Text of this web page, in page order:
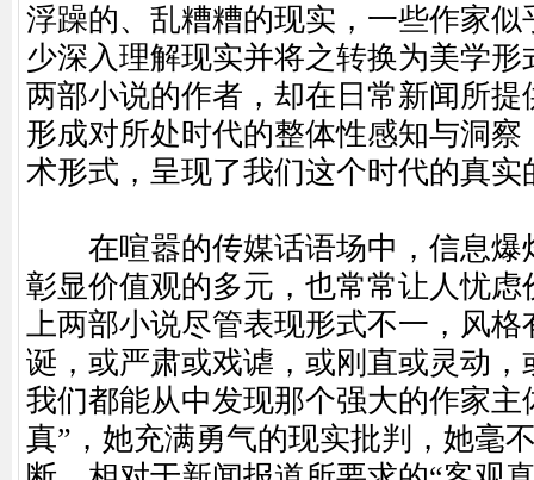
浮躁的、乱糟糟的现实，一些作家似
少深入理解现实并将之转换为美学
两部小说的作者，却在日常新闻所提
形成对所处时代的整体性感知与洞
术形式，呈现了我们这个时代的真实
在喧嚣的传媒话语场中，信息爆
彰显价值观的多元，也常常让人忧虑
上两部小说尽管表现形式不一，风格
诞，或严肃或戏谑，或刚直或灵动
我们都能从中发现那个强大的作家主
真”，她充满勇气的现实批判，她毫